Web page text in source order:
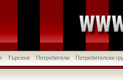
Търсене Потребители Потребителски